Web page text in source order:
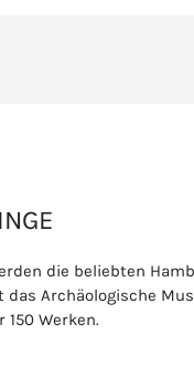
die beliebten
das Archäologische
Werken.